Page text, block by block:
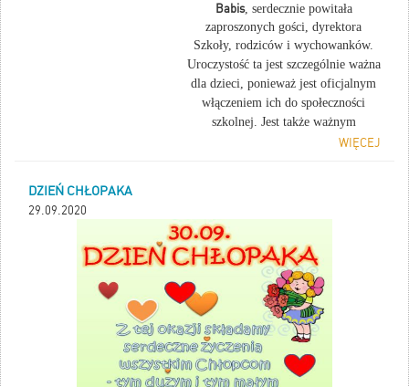
Babis, serdecznie powitała
zaproszonych gości, dyrektora
Szkoły, rodziców i wychowanków.
Uroczystość ta jest szczególnie ważna
dla dzieci, ponieważ jest oficjalnym
włączeniem ich do społeczności
szkolnej. Jest także ważnym
momentem dla rodziców.WIĘCEJ
DZIEŃ CHŁOPAKA
29.09.2020